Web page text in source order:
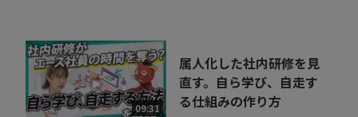
09:31
属人化した社内研修を見
直す。自ら学び、自走す
る仕組みの作り方